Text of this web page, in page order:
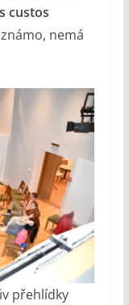
custos
nemá
přehlídky